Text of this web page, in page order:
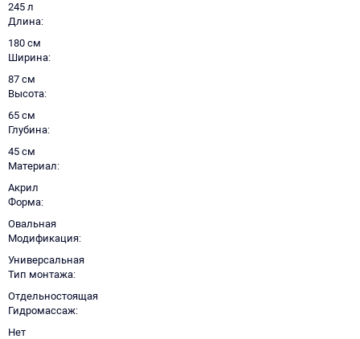
245 л
Длина
180 см
Ширина
87 см
Высота
65 см
Глубина
45 см
Материал
Акрил
Форма
Овальная
Модификация
Универсальная
Тип монтажа
Отдельностоящая
Гидромассаж
Нет